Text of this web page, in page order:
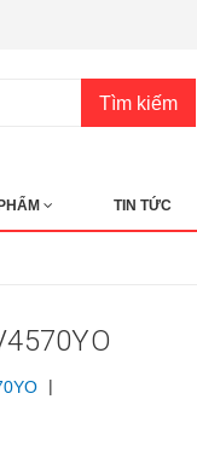
Tìm kiếm
TIN TỨC
|